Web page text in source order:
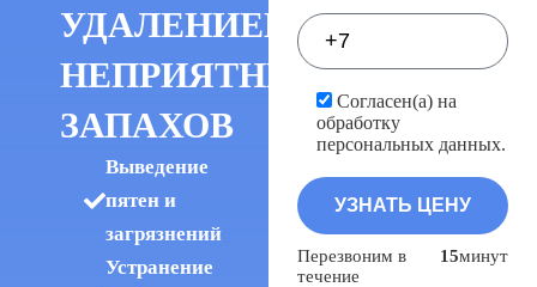
УДАЛЕНИЕМ
НЕПРИЯТНЫХ
ЗАПАХОВ
Выведeние
пятен и
загрязнений
Устpaнeниe
Согласен(а) на
обработку
персональных данных.
Перезвоним в
течение
15минут